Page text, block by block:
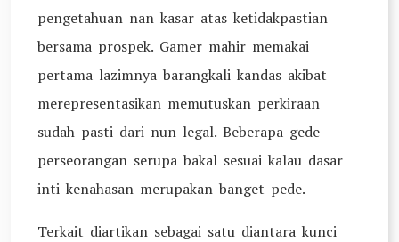
pengetahuan nan kasar atas ketidakpastian
bersama prospek. Gamer mahir memakai
pertama lazimnya barangkali kandas akibat
merepresentasikan memutuskan perkiraan
sudah pasti dari nun legal. Beberapa gede
perseorangan serupa bakal sesuai kalau dasar
inti kenahasan merupakan banget pede.
Terkait diartikan sebagai satu diantara kunci